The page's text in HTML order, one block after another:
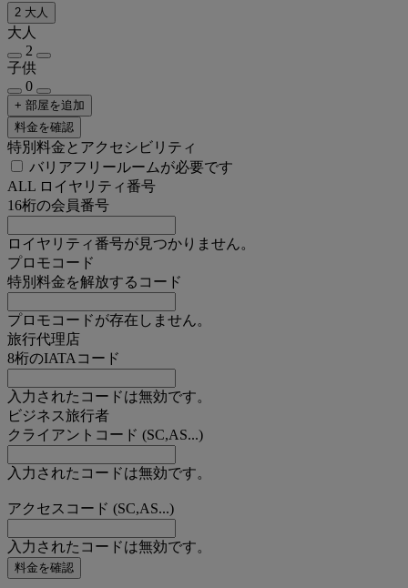
2 大人
大人
2
子供
0
+ 部屋を追加
料金を確認
特別料金とアクセシビリティ
バリアフリールームが必要です
ALL ロイヤリティ番号
16桁の会員番号
ロイヤリティ番号が見つかりません。
プロモコード
特別料金を解放するコード
プロモコードが存在しません。
旅行代理店
8桁のIATAコード
入力されたコードは無効です。
ビジネス旅行者
クライアントコード (SC,AS...)
入力されたコードは無効です。
アクセスコード (SC,AS...)
入力されたコードは無効です。
料金を確認